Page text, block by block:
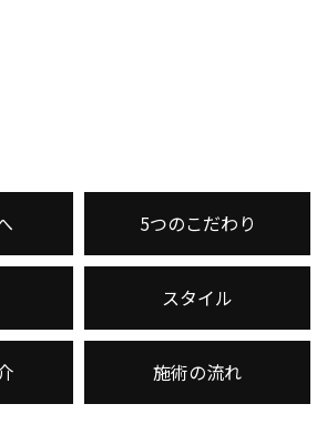
5つのこだわり
スタイル
施術の流れ